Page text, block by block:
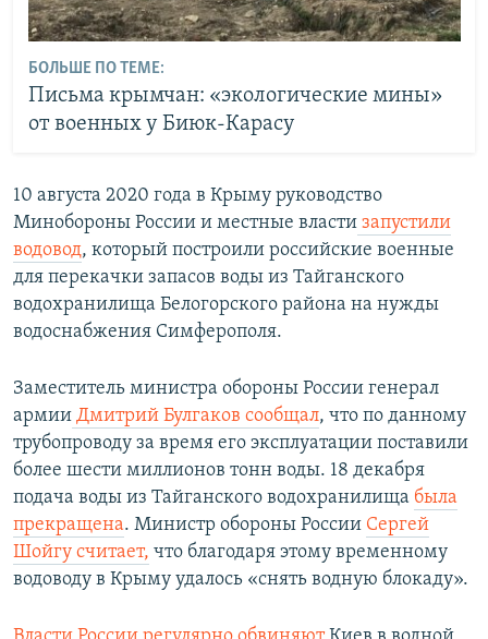
БОЛЬШЕ ПО ТЕМЕ:
Письма крымчан: «экологические мины»
от военных у Биюк-Карасу
10 августа 2020 года в Крыму руководство
Минобороны России и местные власти запустили
водовод, который построили российские военные
для перекачки запасов воды из Тайганского
водохранилища Белогорского района на нужды
водоснабжения Симферополя.
Заместитель министра обороны России генерал
армии Дмитрий Булгаков сообщал, что по данному
трубопроводу за время его эксплуатации поставили
более шести миллионов тонн воды. 18 декабря
подача воды из Тайганского водохранилища была
прекращена. Министр обороны России Сергей
Шойгу считает, что благодаря этому временному
водоводу в Крыму удалось «снять водную блокаду».